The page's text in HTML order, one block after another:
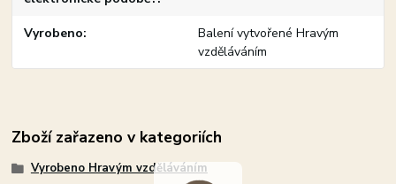
Vyrobeno
Balení vytvořené Hravým
vzděláváním
Zboží zařazeno v kategoriích
Vyrobeno Hravým vzděláváním